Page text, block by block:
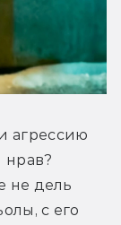
агрессию
не дель
с его